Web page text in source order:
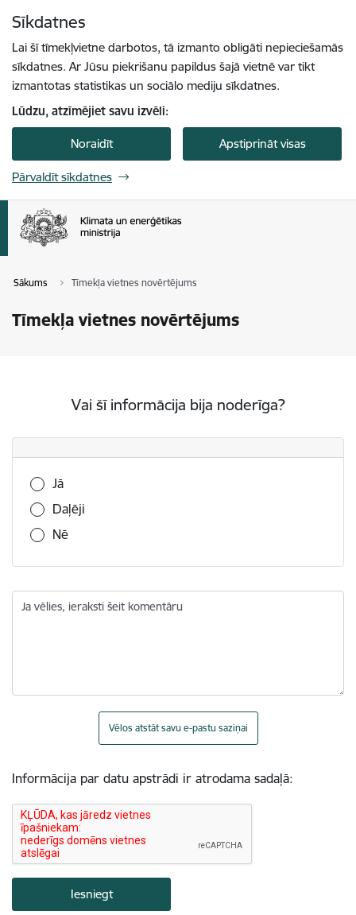
Sīkdatnes
Lai šī tīmekļvietne darbotos, tā izmanto obligāti nepieciešamās
sīkdatnes. Ar Jūsu piekrišanu papildus šajā vietnē var tikt
izmantotas statistikas un sociālo mediju sīkdatnes.
Lūdzu, atzīmējiet savu izvēli:
Noraidīt Apstiprināt visas
Pārvaldīt sīkdatnes
Sākums Tīmekļa vietnes novērtējums
Tīmekļa vietnes novērtējums
Vai šī informācija bija noderīga?
Vai šī informācija bija noderīga?
Jā
Daļēji
Nē
Ja vēlies, ieraksti šeit komentāru
Vēlos atstāt savu e-pastu saziņai
Informācija par datu apstrādi ir atrodama sadaļā: